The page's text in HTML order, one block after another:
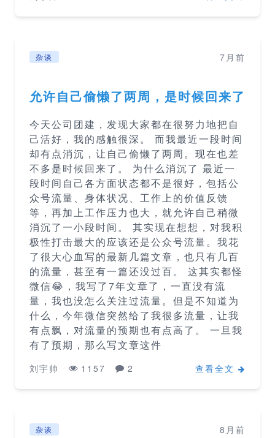
杂谈 7月前
允许自己偷懒了两周，是时候回来了
今天公司团建，发现大家都在很努力地把自
己活好，我的感触很深。 而我最近一段时间
却有点消沉，让自己偷懒了两周。现在也差
不多是时候回来了。 为什么消沉了 最近一
段时间自己各方面状态都不是很好，包括公
众号流量、身体状况、工作上的价值反馈
等，再加上工作压力也大，就允许自己稍微
消沉了一小段时间。 其实现在想想，对我积
极性打击最大的应该还是公众号流量。我花
了很大心血写的最新几篇文章，也只有几百
的流量，甚至有一篇还没过百。 这其实都怪
微信😂，我写了7年文章了，一直没有流
量，我也没怎么关注过流量。但是不知道为
什么，今年微信突然给了我很多流量，让我
有点飘，对流量的预期也有点高了。 一旦我
有了预期，那么写文章这件
刘宇帅 1157 2 查看全文
杂谈 8月前